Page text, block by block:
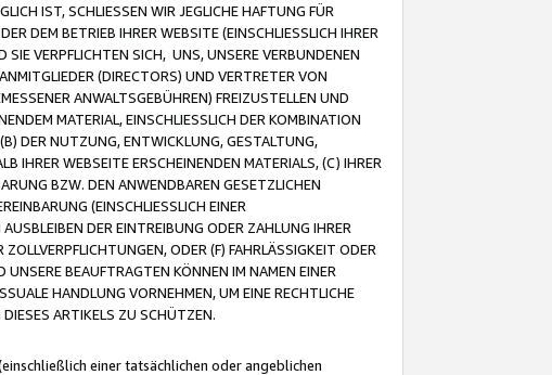
IST, SCHLIESSEN WIR JEGLICHE HAFTUNG FÜR
DEM BETRIEB IHRER WEBSITE (EINSCHLIESSLICH IHRER
VERPFLICHTEN SICH, UNS, UNSERE VERBUNDENEN
(DIRECTORS) UND VERTRETER VON
ANWALTSGEBÜHREN) FREIZUSTELLEN UND
MATERIAL, EINSCHLIESSLICH DER KOMBINATION
DER NUTZUNG, ENTWICKLUNG, GESTALTUNG,
IHRER WEBSEITE ERSCHEINENDEN MATERIALS, (C) IHRER
BZW. DEN ANWENDBAREN GESETZLICHEN
(EINSCHLIESSLICH EINER
DER EINTREIBUNG ODER ZAHLUNG IHRER
ODER (F) FAHRLÄSSIGKEIT ODER
BEAUFTRAGTEN KÖNNEN IM NAMEN EINER
HANDLUNG VORNEHMEN, UM EINE RECHTLICHE
ARTIKELS ZU SCHÜTZEN.
einer tatsächlichen oder angeblichen